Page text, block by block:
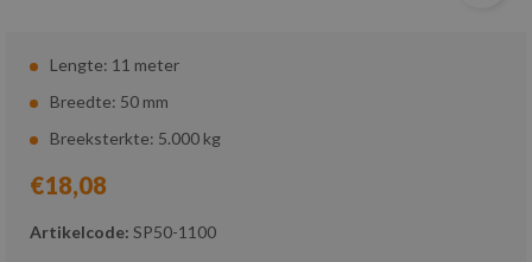
Lengte: 11 meter
Breedte: 50 mm
Breeksterkte: 5.000 kg
€18,08
Artikelcode: SP50-1100